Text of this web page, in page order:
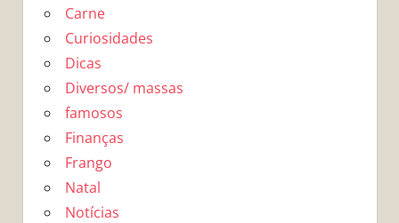
Carne
Curiosidades
Dicas
Diversos/ massas
famosos
Finanças
Frango
Natal
Notícias